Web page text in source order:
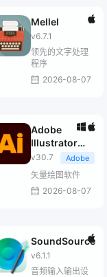
Mellel
v6.7.1
领先的文字处理
程序
2026-08-07
Adobe
Illustrator
2026
v30.7 Adobe
矢量绘图软件
2026-08-07
SoundSource
v6.1.1
音频输入输出设